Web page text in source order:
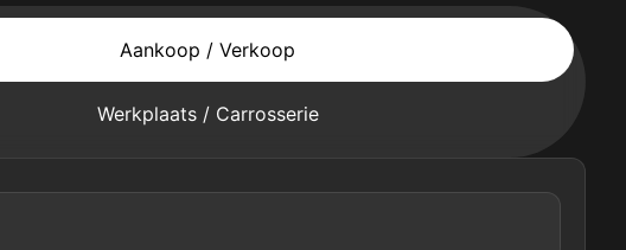
Aankoop / Verkoop
Werkplaats / Carrosserie